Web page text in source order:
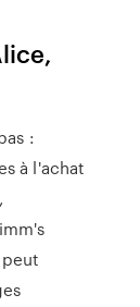
:
à l'achat